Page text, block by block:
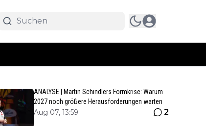
ANALYSE | Martin Schindlers Formkrise: Warum
2027 noch größere Herausforderungen warten
Aug 07, 13:59 2